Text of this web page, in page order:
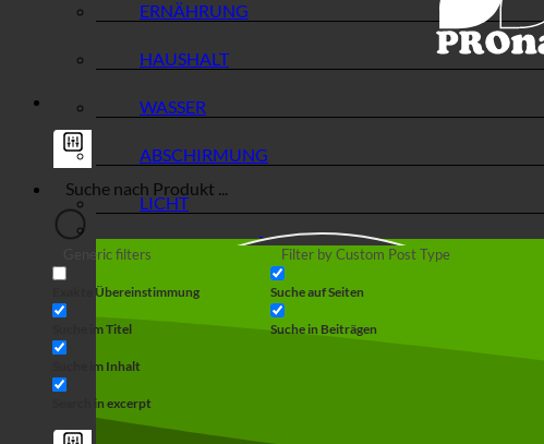
Generic filters
Exakte Übereinstimmung
Suche im Titel
Suche im Inhalt
Search in excerpt
Filter by Custom Post Type
Suche auf Seiten
Suche in Beiträgen
ERNÄHRUNG
HAUSHALT
WASSER
ABSCHIRMUNG
LICHT